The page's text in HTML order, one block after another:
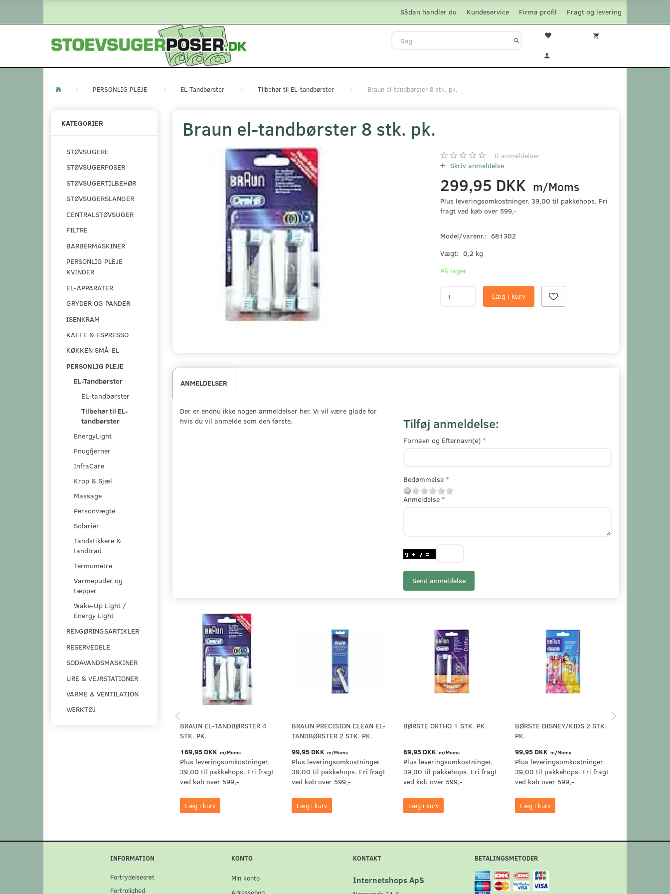
Fragt og levering
Firma profil
Kundeservice
Sådan handler du
PERSONLIG PLEJE EL-Tandbørster Tilbehør til EL-tandbørster Braun el-tandbørster 8 stk. pk.
KATEGORIER
STØVSUGERE
STØVSUGERPOSER
STØVSUGERTILBEHØR
STØVSUGERSLANGER
CENTRALSTØVSUGER
FILTRE
BARBERMASKINER
PERSONLIG PLEJE
KVINDER
EL-APPARATER
GRYDER OG PANDER
ISENKRAM
KAFFE & ESPRESSO
KØKKEN SMÅ-EL
PERSONLIG PLEJE
EL-Tandbørster
EL-tandbørster
Tilbehør til EL-
tandbørster
EnergyLight
Fnugfjerner
InfraCare
Krop & Sjæl
Massage
Personvægte
Solarier
Tandstikkere &
tandtråd
Termometre
Varmepuder og
tæpper
Wake-Up Light /
Energy Light
RENGØRINGSARTIKLER
RESERVEDELE
SODAVANDSMASKINER
URE & VEJRSTATIONER
VARME & VENTILATION
VÆRKTØJ
Braun el-tandbørster 8 stk. pk.
0 anmeldelser
Skriv anmeldelse
299,95 DKK m/Moms
Plus leveringsomkostninger. 39,00 til pakkehops. Fri
fragt ved køb over 599,-
Model/varenr.: 681302
Vægt: 0,2 kg
På lager
Læg i kurv
ANMELDELSER
Der er endnu ikke nogen anmeldelser her. Vi vil være glade for
hvis du vil anmelde som den første.
Tilføj anmeldelse:
Fornavn og Efternavn(e)
Bedømmelse
Anmeldelse
Send anmeldelse
BRAUN EL-TANDBØRSTER 4
STK. PK.
169,95 DKK m/Moms
Plus leveringsomkostninger.
39,00 til pakkehops. Fri fragt
ved køb over 599,-
Læg i kurv
BRAUN PRECISION CLEAN EL-
TANDBØRSTER 2 STK. PK.
99,95 DKK m/Moms
Plus leveringsomkostninger.
39,00 til pakkehops. Fri fragt
ved køb over 599,-
Læg i kurv
BØRSTE ORTHO 1 STK. PK.
69,95 DKK m/Moms
Plus leveringsomkostninger.
39,00 til pakkehops. Fri fragt
ved køb over 599,-
Læg i kurv
BØRSTE DISNEY/KIDS 2 STK.
PK.
99,95 DKK m/Moms
Plus leveringsomkostninger.
39,00 til pakkehops. Fri fragt
ved køb over 599,-
Læg i kurv
INFORMATION
Fortrydelsesret
Fortrolighed
KONTO
Min konto
KONTAKT
Internetshops ApS
BETALINGSMETODER